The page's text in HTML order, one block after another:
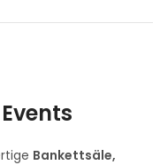
Bankettsäle,